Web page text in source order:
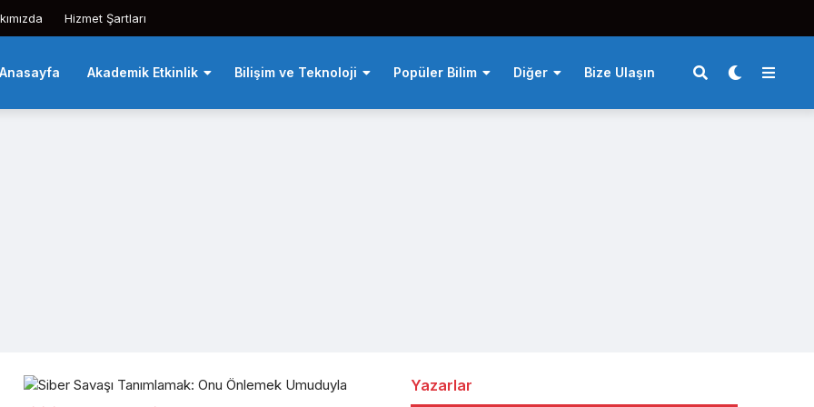
Hizmet Şartları
Anasayfa Akademik Etkinlik Bilişim ve Teknoloji Popüler Bilim Diğer Bize Ulaşın
Yazarlar